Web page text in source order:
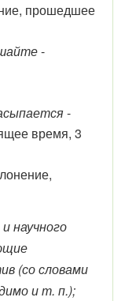
прошедшее
-
-
время, 3
научного
(со словами
и т. п.);